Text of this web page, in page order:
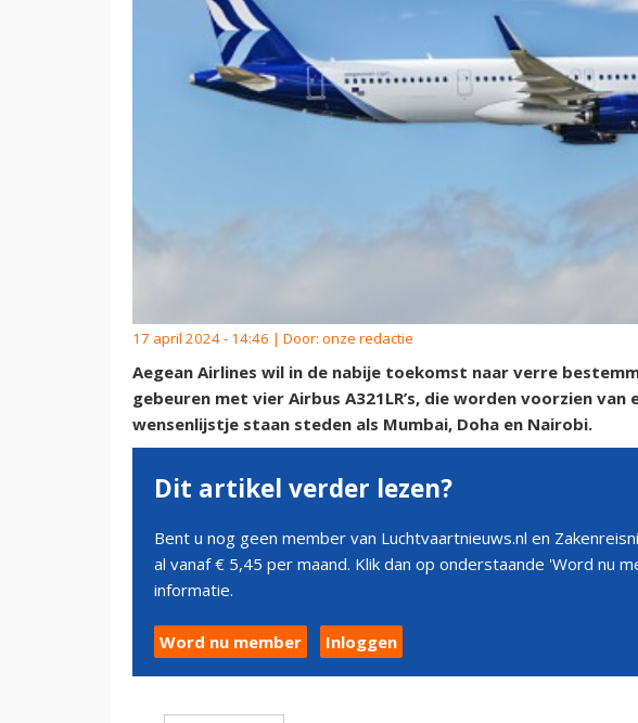
17 april 2024 - 14:46 | Door: onze redactie
Aegean Airlines wil in de nabije toekomst naar verre
gebeuren met vier Airbus A321LR’s, die worden voorzien van
wensenlijstje staan steden als Mumbai, Doha en Nairobi.
Dit artikel verder lezen?
Bent u nog geen member van Luchtvaartnieuws.nl en
al vanaf € 5,45 per maand. Klik dan op onderstaande 'Word nu
informatie.
Word nu member Inloggen